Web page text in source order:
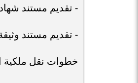
- تقديم مستند
- تقديم مستند
خطوات نقل ملكية